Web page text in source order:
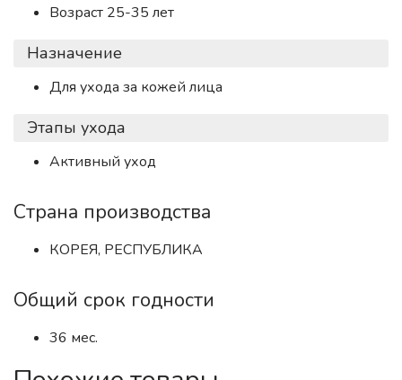
Возраст 25-35 лет
Назначение
Для ухода за кожей лица
Этапы ухода
Активный уход
Страна производства
КОРЕЯ, РЕСПУБЛИКА
Общий срок годности
36 мес.